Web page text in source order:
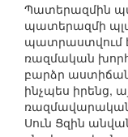
Պատերազմին
պատերազմի
պատրաստվում
ռազմական
բարձր
ինչպես իրենց,
ռազմավարական
Սուն Ցզին